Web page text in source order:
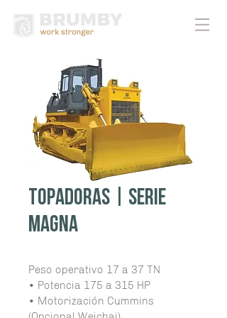
Topadoras | Serie
Magna
Peso operativo 17 a 37 TN
• Potencia 175 a 315 HP
• Motorización Cummins